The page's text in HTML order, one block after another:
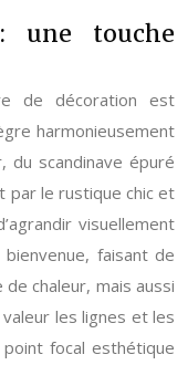
une touche
de décoration est
harmonieusement
du scandinave épuré
par le rustique chic et
visuellement
faisant de
chaleur, mais aussi
les lignes et les
focal esthétique